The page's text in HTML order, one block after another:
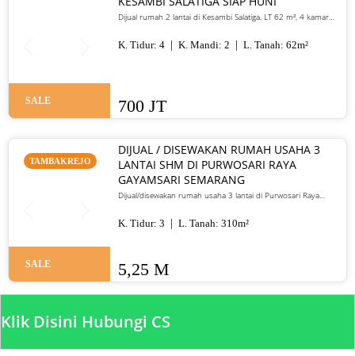
SALE
Dijual rumah 2 lantai di Kesambi Salatiga. LT 62 m², 4 kamar
K. Tidur: 4 K. Mandi: 2 L. Tanah: 62m²
700 JT
TAMBAKREJO
SALE
DIJUAL / DISEWAKAN RUMAH USAHA 3
LANTAI SHM DI PURWOSARI RAYA
GAYAMSARI SEMARANG
Dijual/disewakan rumah usaha 3 lantai di Purwosari Raya
utama. Jual 5,25 M / sewa 135 juta per tahun.
K. Tidur: 3 L. Tanah: 310m²
5,25 M
Klik Disini Hubungi CS